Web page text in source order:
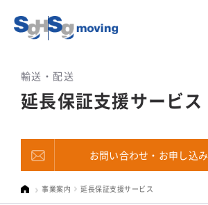
輸送・配送
延長保証支援サービス
お問い合わせ・お申し込み
事業案内 延長保証支援サービス